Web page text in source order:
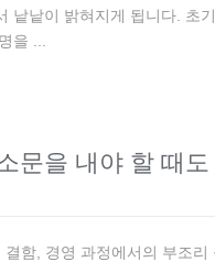
낱낱이 밝혀지게 됩니다. 초
을 ...
문을 내야 할 때
함, 경영 과정에서의 부조리